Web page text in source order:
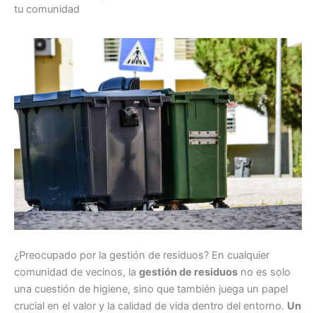
tu comunidad
¿Preocupado por la gestión de residuos? En cualquier
comunidad de vecinos, la gestión de residuos no es solo
una cuestión de higiene, sino que también juega un papel
crucial en el valor y la calidad de vida dentro del entorno. Un